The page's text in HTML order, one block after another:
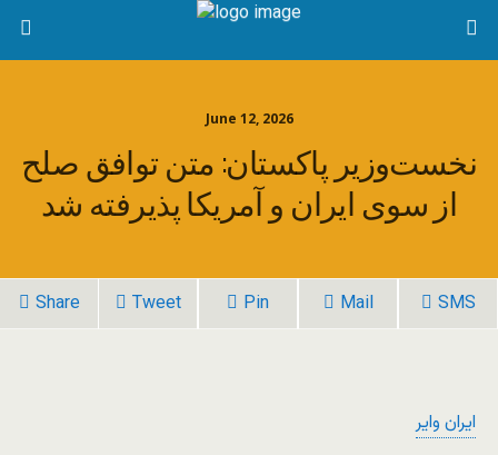
June 12, 2026
نخست‌وزیر پاکستان: متن توافق صلح
از سوی ایران و آمریکا پذیرفته شد
Share Tweet Pin Mail SMS
ایران وایر